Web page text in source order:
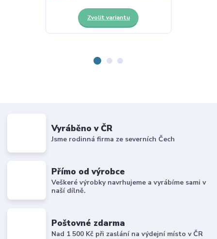
Zvolit variantu
Vyráběno v ČR
Jsme rodinná firma ze severních Čech
Přímo od výrobce
Veškeré výrobky navrhujeme a vyrábíme sami v
naší dílně.
Poštovné zdarma
Nad 1 500 Kč při zaslání na výdejní místo v ČR